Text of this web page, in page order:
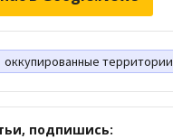
оккупированные территории
подпишись: